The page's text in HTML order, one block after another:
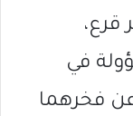
قرع،
في
فخرهما